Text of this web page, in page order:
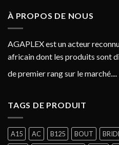
À PROPOS DE NOUS
AGAPLEX est un acteur
africain dont les produits sont
de premier rang sur le marché....
TAGS DE PRODUIT
A15 AC B125 BOUT